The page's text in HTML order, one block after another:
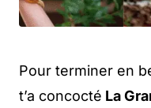
Pour terminer en
t’a concocté La